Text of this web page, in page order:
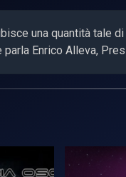
una quantità tale
parla Enrico Alleva,